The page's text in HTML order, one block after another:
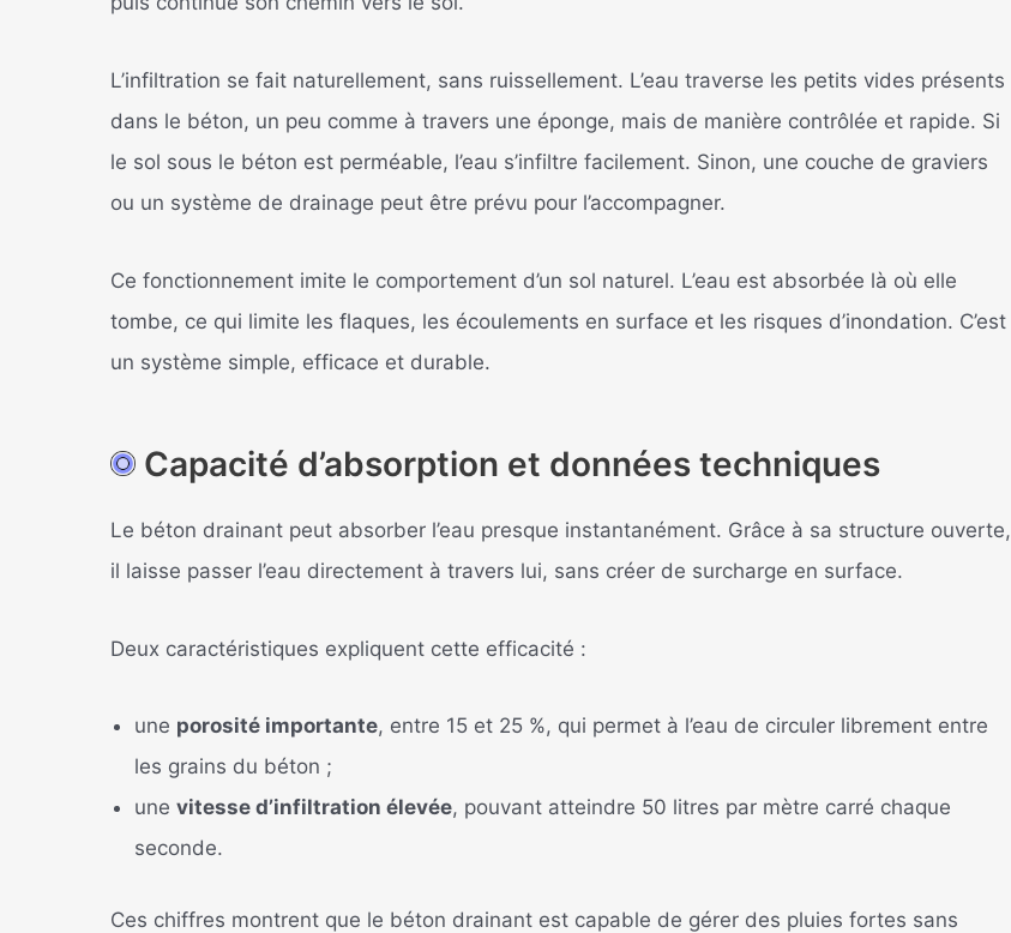
L’infiltration se fait naturellement, sans ruissellement. L’eau traverse les petits vides présents
dans le béton, un peu comme à travers une éponge, mais de manière contrôlée et rapide. Si
le sol sous le béton est perméable, l’eau s’infiltre facilement. Sinon, une couche de graviers
ou un système de drainage peut être prévu pour l’accompagner.
Ce fonctionnement imite le comportement d’un sol naturel. L’eau est absorbée là où elle
tombe, ce qui limite les flaques, les écoulements en surface et les risques d’inondation. C’est
un système simple, efficace et durable.
Capacité d’absorption et données techniques
Le béton drainant peut absorber l’eau presque instantanément. Grâce à sa structure ouverte,
il laisse passer l’eau directement à travers lui, sans créer de surcharge en surface.
Deux caractéristiques expliquent cette efficacité :
une porosité importante, entre 15 et 25 %, qui permet à l’eau de circuler librement entre
les grains du béton ;
une vitesse d’infiltration élevée, pouvant atteindre 50 litres par mètre carré chaque
seconde.
Ces chiffres montrent que le béton drainant est capable de gérer des pluies fortes sans